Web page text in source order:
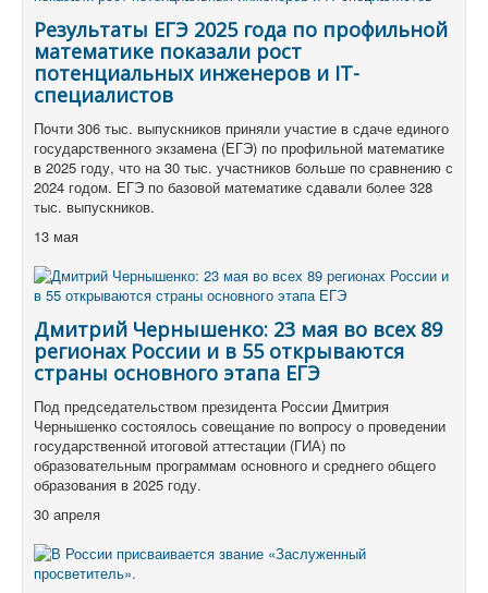
Результаты ЕГЭ 2025 года по профильной
математике показали рост
потенциальных инженеров и IT-
специалистов
Почти 306 тыс. выпускников приняли участие в сдаче единого
государственного экзамена (ЕГЭ) по профильной математике
в 2025 году, что на 30 тыс. участников больше по сравнению с
2024 годом. ЕГЭ по базовой математике сдавали более 328
тыс. выпускников.
13 мая
Дмитрий Чернышенко: 23 мая во всех 89
регионах России и в 55 открываются
страны основного этапа ЕГЭ
Под председательством президента России Дмитрия
Чернышенко состоялось совещание по вопросу о проведении
государственной итоговой аттестации (ГИА) по
образовательным программам основного и среднего общего
образования в 2025 году.
30 апреля